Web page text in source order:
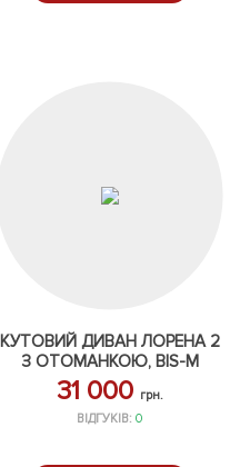
КУТОВИЙ ДИВАН ЛОРЕНА 2
З ОТОМАНКОЮ, BIS-M
31 000 грн.
ВІДГУКІВ:0